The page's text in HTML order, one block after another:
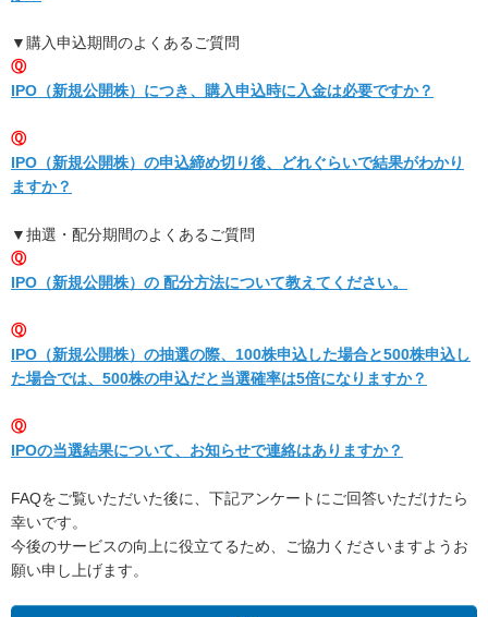
▼購入申込期間のよくあるご質問
Ⓠ
IPO（新規公開株）につき、購入申込時に入金は必要ですか？
Ⓠ
IPO（新規公開株）の申込締め切り後、どれぐらいで結果がわかり
ますか？
▼抽選・配分期間のよくあるご質問
Ⓠ
IPO（新規公開株）の 配分方法について教えてください。
Ⓠ
IPO（新規公開株）の抽選の際、100株申込した場合と500株申込し
た場合では、500株の申込だと当選確率は5倍になりますか？
Ⓠ
IPOの当選結果について、お知らせで連絡はありますか？
FAQをご覧いただいた後に、下記アンケートにご回答いただけたら
幸いです。
今後のサービスの向上に役立てるため、ご協力くださいますようお
願い申し上げます。